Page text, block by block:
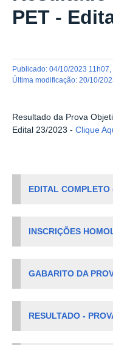
PET -
publicado: 04/10/2023 11h07
última modificação: 20/10/
Resultado da Prova
Edital 23/2023 - Clique
EDITAL
INSCRIÇÕES
GABARITO DA
RESULTADO -